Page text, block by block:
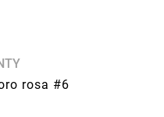
rosa #6